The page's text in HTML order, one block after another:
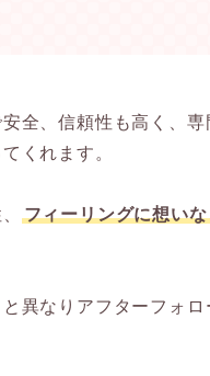
全、信頼性も高く、専
くれます。
フィーリングに想い
異なりアフターフォ